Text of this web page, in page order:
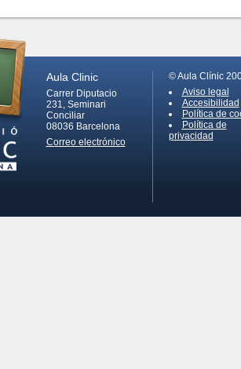
Aula Clinic
Carrer Diputacio
231, Seminari
Conciliar
08036 Barcelona
Correo electrónico
© Aula Clínic
Aviso legal
Accesibilidad
Política de
Política de
privacidad